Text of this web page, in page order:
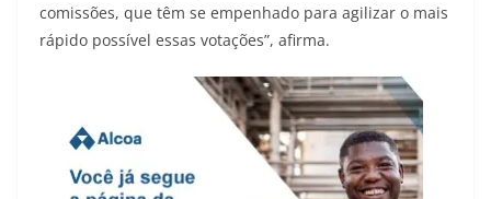
comissões, que têm se empenhado para agilizar o mais
rápido possível essas votações”, afirma.